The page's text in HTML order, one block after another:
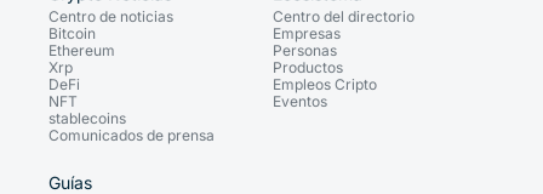
Centro de noticias
Bitcoin
Ethereum
Xrp
DeFi
NFT
stablecoins
Comunicados de prensa
Centro del directorio
Empresas
Personas
Productos
Empleos Cripto
Eventos
Guías